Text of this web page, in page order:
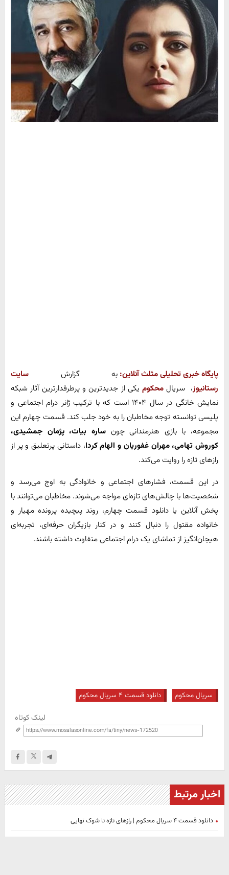
پایگاه خبری تحلیلی مثلث آنلاین: به گزارش سایت
رستانیوز، سریال محکومیکی از جدیدترین و پرطرفدارترین آثار شبکه
نمایش خانگی در سال ۱۴۰۴ است که با ترکیب ژانر درام اجتماعی و
پلیسی توانسته توجه مخاطبان را به خود جلب کند. قسمت چهارم این
مجموعه، با بازی هنرمندانی چونساره بیات، پژمان جمشیدی،
کوروش تهامی، مهران غفوریان و الهام کردا، داستانی پرتعلیق و پر از
رازهای تازه را روایت می‌کند.
در این قسمت، فشارهای اجتماعی و خانوادگی به اوج می‌رسد و
شخصیت‌ها با چالش‌های تازه‌ای مواجه می‌شوند. مخاطبان می‌توانند با
پخش آنلاین یا دانلود قسمت چهارم، روند پیچیده پرونده مهیار و
خانواده مقتول را دنبال کنند و در کنار بازیگران حرفه‌ای، تجربه‌ای
هیجان‌انگیز از تماشای یک درام اجتماعی متفاوت داشته باشند.
سریال محکوم دانلود قسمت ۴ سریال محکوم
لینک کوتاه
اخبار مرتبط
دانلود قسمت ۴ سریال محکوم | رازهای تازه تا شوک نهایی